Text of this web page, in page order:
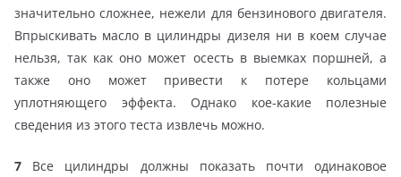
значительно сложнее, нежели для бензинового двигателя.
Впрыскивать масло в цилиндры дизеля ни в коем случае
нельзя, так как оно может осесть в выемках поршней, а
также оно может привести к потере кольцами
уплотняющего эффекта. Однако кое-какие полезные
сведения из этого теста извлечь можно.
7 Все цилиндры должны показать почти одинаковое